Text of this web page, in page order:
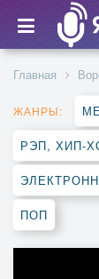
Главная
ЖАНРЫ:
РЭП, ХИП-
ПОП